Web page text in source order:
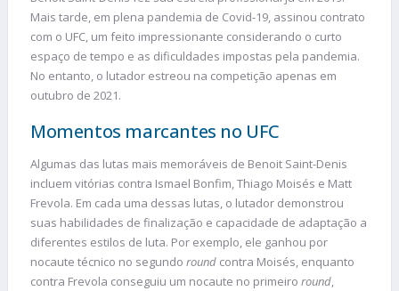
Mais tarde, em plena pandemia de Covid-19, assinou contrato
com o UFC, um feito impressionante considerando o curto
espaço de tempo e as dificuldades impostas pela pandemia.
No entanto, o lutador estreou na competição apenas em
outubro de 2021.
Momentos marcantes no UFC
Algumas das lutas mais memoráveis de Benoit Saint-Denis
incluem vitórias contra Ismael Bonfim, Thiago Moisés e Matt
Frevola. Em cada uma dessas lutas, o lutador demonstrou
suas habilidades de finalização e capacidade de adaptação a
diferentes estilos de luta. Por exemplo, ele ganhou por
nocaute técnico no segundo round contra Moisés, enquanto
contra Frevola conseguiu um nocaute no primeiro round,